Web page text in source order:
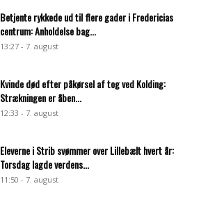
Betjente rykkede ud til flere gader i Fredericias
centrum: Anholdelse bag...
13:27 - 7. august
Kvinde død efter påkørsel af tog ved Kolding:
Strækningen er åben...
12:33 - 7. august
Eleverne i Strib svømmer over Lillebælt hvert år:
Torsdag lagde verdens...
11:50 - 7. august